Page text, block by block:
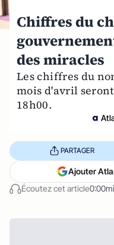
Chiffres du
des miracles
Les chiffres du
mois d'avril
18h00.
Écoutez cet article
PARTAGER
Ajouter